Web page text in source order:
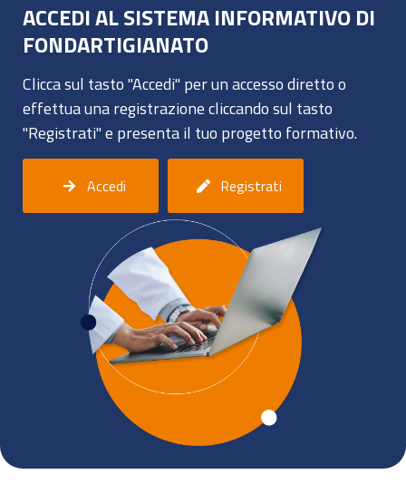
ACCEDI AL SISTEMA INFORMATIVO DI
FONDARTIGIANATO
Clicca sul tasto "Accedi" per un accesso diretto o
effettua una registrazione cliccando sul tasto
"Registrati" e presenta il tuo progetto formativo.
Accedi Registrati